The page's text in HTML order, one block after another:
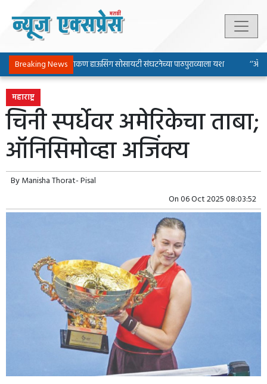
Breaking News
पिंपरी-चिंचवड चाकण हाऊसिंग सोसायटी संघटनेच्या पाठपुराव्याला यश
महाराष्ट्र
चिनी स्पर्धेवर अमेरिकेचा ताबा;
ऑनिसिमोव्हा अजिंक्य
ByManisha Thorat- Pisal
On06 Oct 2025 08:03:52